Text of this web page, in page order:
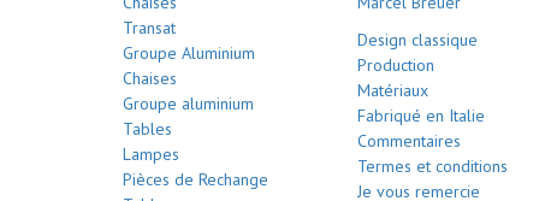
Transat
Groupe Aluminium
Chaises
Groupe aluminium
Tables
Lampes
Pièces de Rechange
Design classique
Production
Matériaux
Fabriqué en Italie
Commentaires
Termes et conditions
Je vous remercie